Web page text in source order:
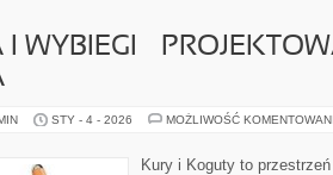
WYBIEGI –
STY - 4 - 2026 MOŻLIWOŚĆ
Kury i Koguty to